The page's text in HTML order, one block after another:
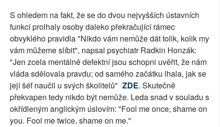
S ohledem na fakt, že se do dvou nejvyšších ústavních
funkcí prolhaly osoby daleko překračující rámec
obvyklého pravidla "Nikdo vám nemůže dát tolik, kolik my
vám můžeme slíbit", napsal psychiatr Radkin Honzák:
"Jen zcela mentálně defektní jsou schopni uvěřit, že nám
vláda sdělovala pravdu; od samého začátku lhala, jak se
její šéf naučil u svých školitelů" ZDE. Skutečně
překvapen tedy nikdo být nemůže. Leda snad v souladu s
okřídleným anglickým úslovím: "Fool me once, shame on
you. Fool me twice, shame on me."